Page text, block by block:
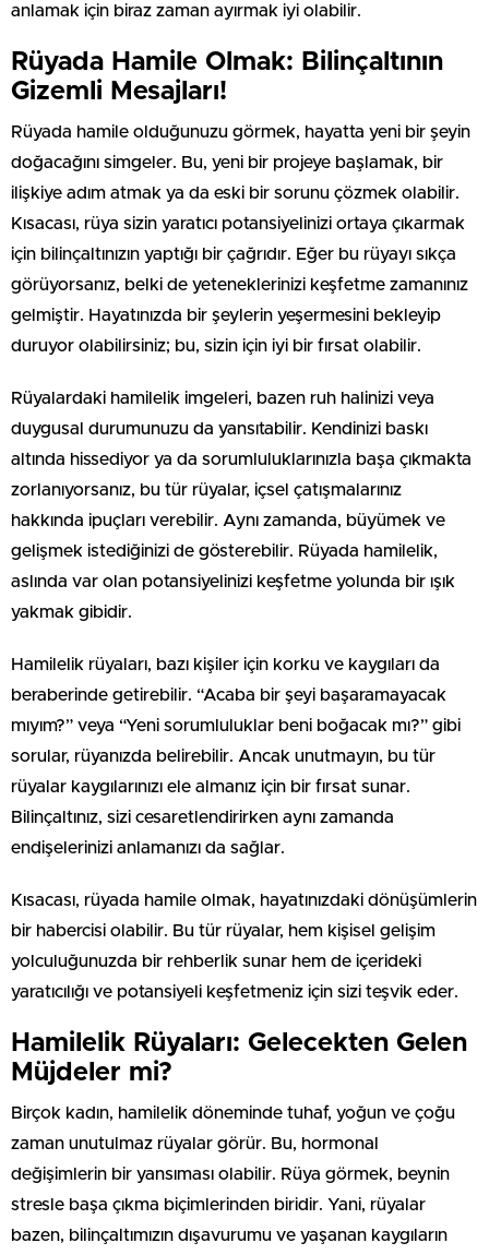
anlamak için biraz zaman ayırmak iyi olabilir.
Rüyada Hamile Olmak: Bilinçaltının
Gizemli Mesajları!
Rüyada hamile olduğunuzu görmek, hayatta yeni bir şeyin
doğacağını simgeler. Bu, yeni bir projeye başlamak, bir
ilişkiye adım atmak ya da eski bir sorunu çözmek olabilir.
Kısacası, rüya sizin yaratıcı potansiyelinizi ortaya çıkarmak
için bilinçaltınızın yaptığı bir çağrıdır. Eğer bu rüyayı sıkça
görüyorsanız, belki de yeteneklerinizi keşfetme zamanınız
gelmiştir. Hayatınızda bir şeylerin yeşermesini bekleyip
duruyor olabilirsiniz; bu, sizin için iyi bir fırsat olabilir.
Rüyalardaki hamilelik imgeleri, bazen ruh halinizi veya
duygusal durumunuzu da yansıtabilir. Kendinizi baskı
altında hissediyor ya da sorumluluklarınızla başa çıkmakta
zorlanıyorsanız, bu tür rüyalar, içsel çatışmalarınız
hakkında ipuçları verebilir. Aynı zamanda, büyümek ve
gelişmek istediğinizi de gösterebilir. Rüyada hamilelik,
aslında var olan potansiyelinizi keşfetme yolunda bir ışık
yakmak gibidir.
Hamilelik rüyaları, bazı kişiler için korku ve kaygıları da
beraberinde getirebilir. “Acaba bir şeyi başaramayacak
mıyım?” veya “Yeni sorumluluklar beni boğacak mı?” gibi
sorular, rüyanızda belirebilir. Ancak unutmayın, bu tür
rüyalar kaygılarınızı ele almanız için bir fırsat sunar.
Bilinçaltınız, sizi cesaretlendirirken aynı zamanda
endişelerinizi anlamanızı da sağlar.
Kısacası, rüyada hamile olmak, hayatınızdaki dönüşümlerin
bir habercisi olabilir. Bu tür rüyalar, hem kişisel gelişim
yolculuğunuzda bir rehberlik sunar hem de içerideki
yaratıcılığı ve potansiyeli keşfetmeniz için sizi teşvik eder.
Hamilelik Rüyaları: Gelecekten Gelen
Müjdeler mi?
Birçok kadın, hamilelik döneminde tuhaf, yoğun ve çoğu
zaman unutulmaz rüyalar görür. Bu, hormonal
değişimlerin bir yansıması olabilir. Rüya görmek, beynin
stresle başa çıkma biçimlerinden biridir. Yani, rüyalar
bazen, bilinçaltımızın dışavurumu ve yaşanan kaygıların